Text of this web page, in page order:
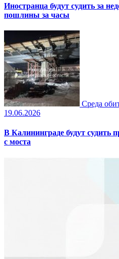
Иностранца будут судить за
пошлины за часы
Среда
19.06.2026
В Калининграде будут судить
с моста